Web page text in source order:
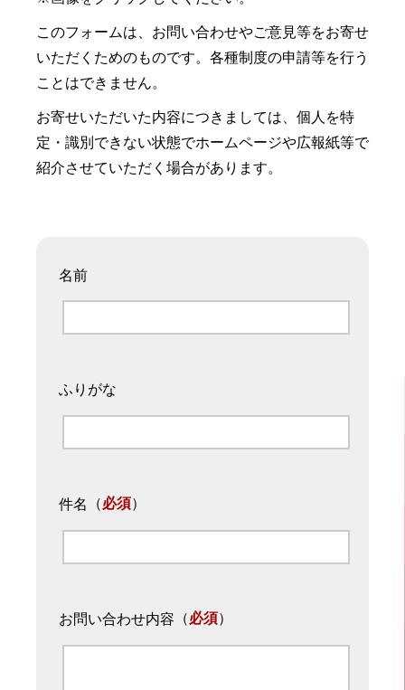
このフォームは、お問い合わせやご意見等をお寄せ
いただくためのものです。各種制度の申請等を行う
ことはできません。
お寄せいただいた内容につきましては、個人を特
定・識別できない状態でホームページや広報紙等で
紹介させていただく場合があります。
名前
ふりがな
件名 （必須）
お問い合わせ内容 （必須）